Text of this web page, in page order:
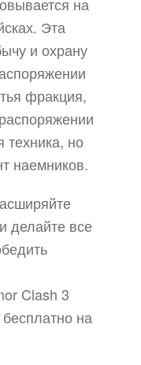
Эта
и охрану
фракция,
техника, но
наемников.
делайте все
Clash 3
на